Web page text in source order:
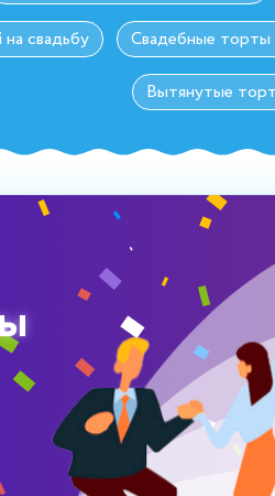
на свадьбу Свадебные
Вытянутые